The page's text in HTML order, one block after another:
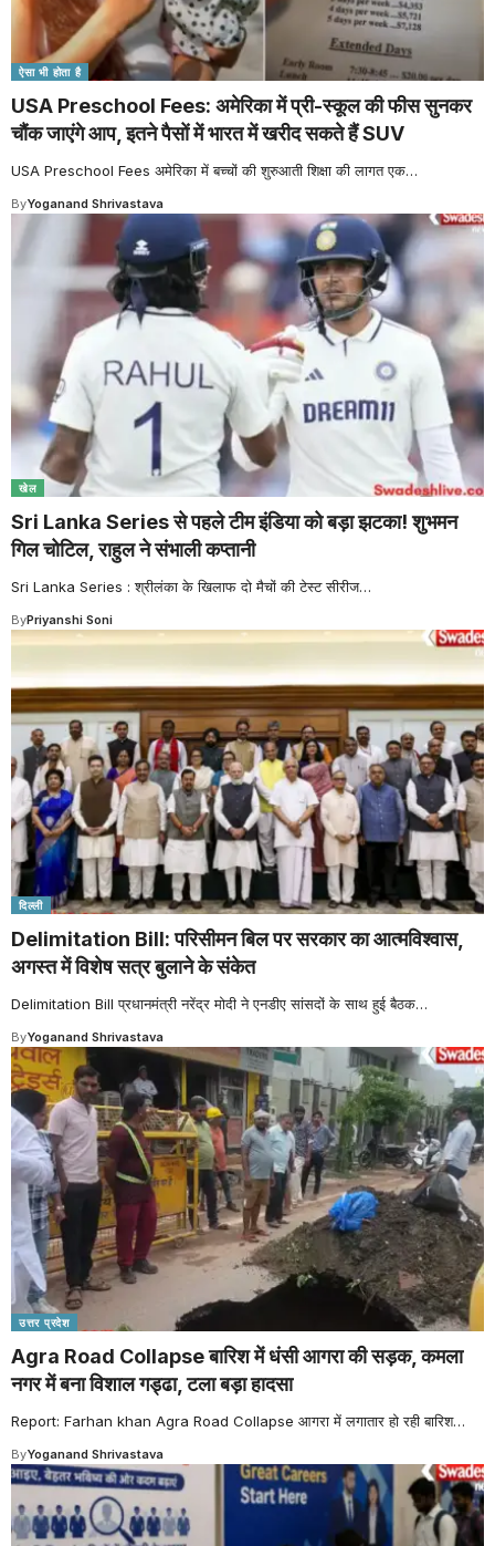
ऐसा भी होता है
USA Preschool Fees: अमेरिका में प्री-स्कूल की फीस सुनकर
चौंक जाएंगे आप, इतने पैसों में भारत में खरीद सकते हैं SUV
USA Preschool Fees अमेरिका में बच्चों की शुरुआती शिक्षा की लागत एक…
ByYoganand Shrivastava
खेल
Sri Lanka Series से पहले टीम इंडिया को बड़ा झटका! शुभमन
गिल चोटिल, राहुल ने संभाली कप्तानी
Sri Lanka Series : श्रीलंका के खिलाफ दो मैचों की टेस्ट सीरीज…
ByPriyanshi Soni
दिल्ली
Delimitation Bill: परिसीमन बिल पर सरकार का आत्मविश्वास,
अगस्त में विशेष सत्र बुलाने के संकेत
Delimitation Bill प्रधानमंत्री नरेंद्र मोदी ने एनडीए सांसदों के साथ हुई बैठक…
ByYoganand Shrivastava
उत्तर प्रदेश
Agra Road Collapse बारिश में धंसी आगरा की सड़क, कमला
नगर में बना विशाल गड्ढा, टला बड़ा हादसा
Report: Farhan khan Agra Road Collapse आगरा में लगातार हो रही बारिश…
ByYoganand Shrivastava